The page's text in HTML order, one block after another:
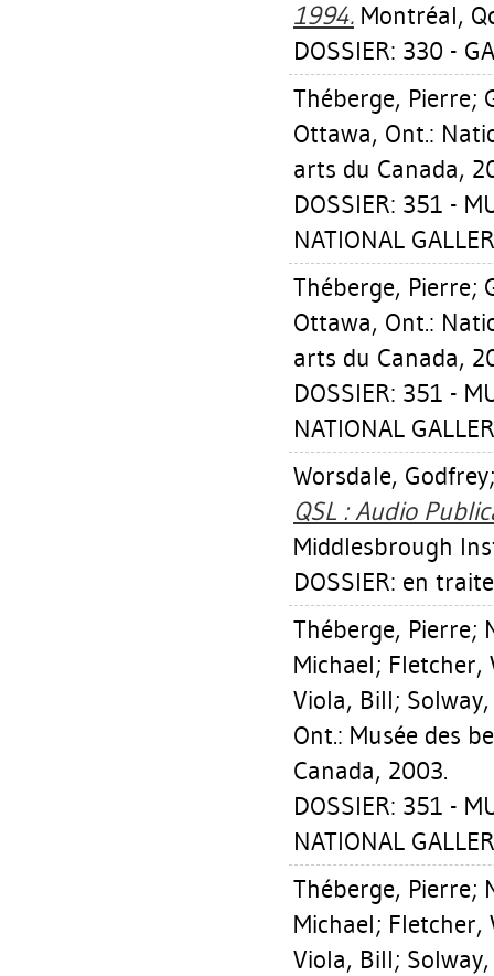
1994. Montréal,
DOSSIER: 330 -
Théberge, Pierre;
Ottawa, Ont.:
arts du Canada,
DOSSIER: 351 -
NATIONAL
Théberge, Pierre;
Ottawa, Ont.:
arts du Canada,
DOSSIER: 351 -
NATIONAL
Worsdale, Godfrey
QSL : Audio
Middlesbrough
DOSSIER: en
Théberge, Pierre;
Michael; Fletcher,
Viola, Bill;
Ont.: Musée des
Canada, 2003.
DOSSIER: 351 -
NATIONAL
Théberge, Pierre;
Michael; Fletcher,
Viola, Bill;